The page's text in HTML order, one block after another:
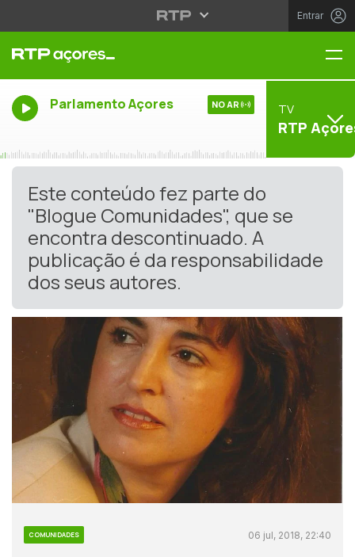
Entrar
Parlamento Açores NO AR TV
RTP
Este conteúdo fez parte do
"Blogue Comunidades", que se
encontra descontinuado. A
publicação é da responsabilidade
dos seus autores.
COMUNIDADES 06 jul, 2018, 22:40